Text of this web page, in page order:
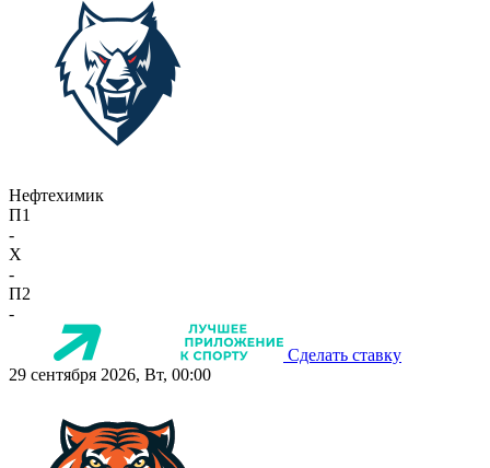
Нефтехимик
П1
-
X
-
П2
-
Сделать ставку
29 сентября 2026, Вт, 00:00